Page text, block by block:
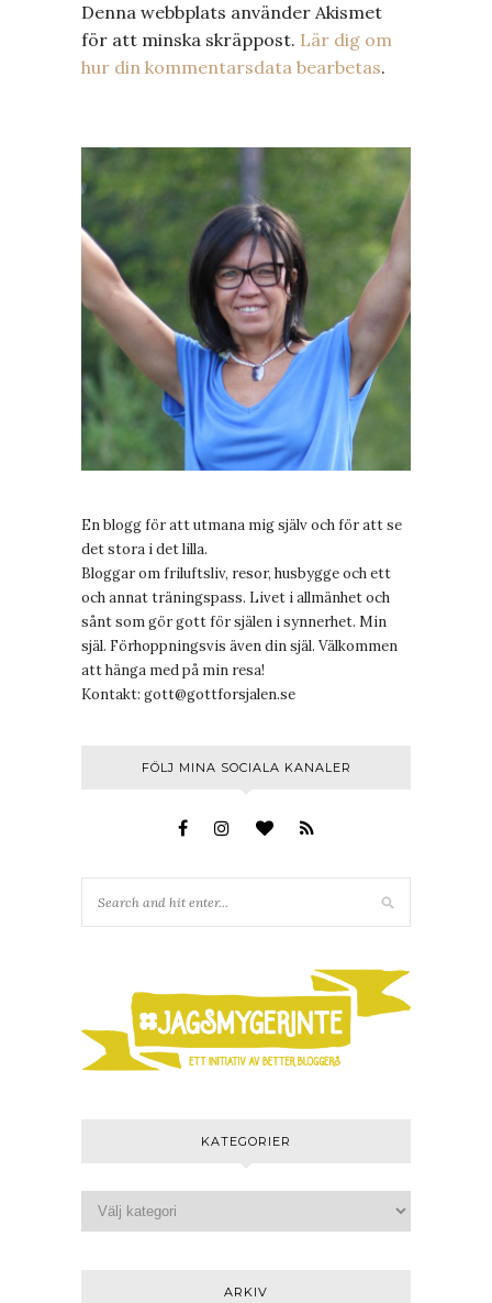
Denna webbplats använder Akismet
för att minska skräppost. Lär dig om
hur din kommentarsdata bearbetas.
En blogg för att utmana mig själv och för att se
det stora i det lilla.
Bloggar om friluftsliv, resor, husbygge och ett
och annat träningspass. Livet i allmänhet och
sånt som gör gott för själen i synnerhet. Min
själ. Förhoppningsvis även din själ. Välkommen
att hänga med på min resa!
Kontakt: gott@gottforsjalen.se
FÖLJ MINA SOCIALA KANALER
KATEGORIER
ARKIV